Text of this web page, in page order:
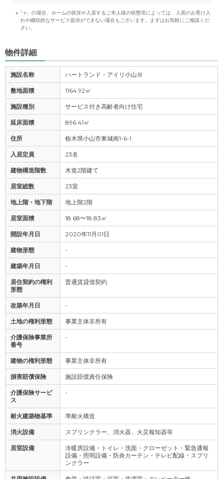
※「○」の場合、ホームの状況や入居するご本人様の状態等によっては、入居のお受け入
れや継続的なサービス提供ができない場合もございます。まずはお気軽にご相談くだ
さい。
物件詳細
施設名称 ハートランド・アイリ小山Ⅲ
敷地面積 1164.92㎡
施設種別 サービス付き高齢者向け住宅
延床面積 896.41㎡
住所 栃木県小山市東城南1-6-1
入居定員 23名
建物構造階数 木造2階建て
居室総数 23室
地上階・地下階 地上階2階
居室面積 18.68〜18.83㎡
開設年月日 2020年11月01日
建物形態 -
建築年月日 -
居住契約の権利
形態
普通賃貸借契約
改築年月日 -
土地の権利形態 事業主体非所有
介護保険事業所
番号
-
建物の権利形態 事業主体非所有
損害賠償保険 施設賠償責任保険
介護保険サービ
ス
-
耐火建築物基準 準耐火構造
消火設備 スプリンクラー、消火器、火災報知器等
居室設備
冷暖房設備・トイレ・洗面・クローゼット・緊急通報
設備・照明設備・防炎カーテン・テレビ配線・スプリ
ンクラー